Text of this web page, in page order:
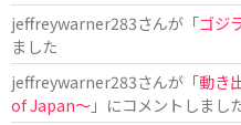
jeffreywarner283さんが「ゴジ
ました
jeffreywarner283さんが「動き
of Japan〜」にコメントしまし